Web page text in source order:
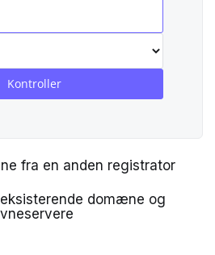
Kontroller
fra en anden registrator
domæne og